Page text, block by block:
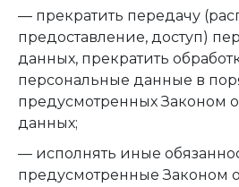
— прекратить передачу
предоставление, доступ)
данных, прекратить
персональные данные в
предусмотренных Законом
данных;
— исполнять иные
предусмотренные Законом